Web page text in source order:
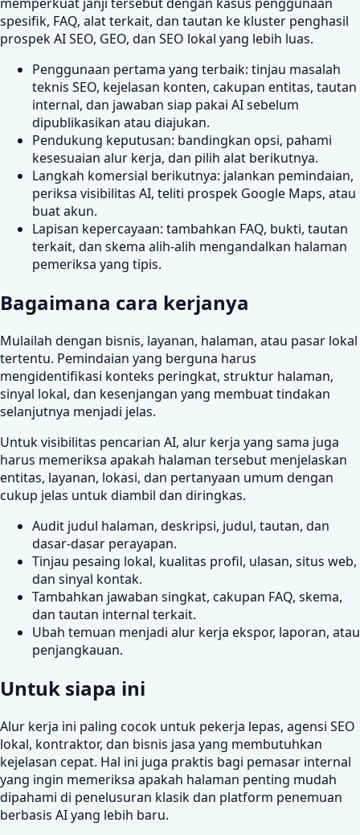
spesifik, FAQ, alat terkait, dan tautan ke kluster penghasil
prospek AI SEO, GEO, dan SEO lokal yang lebih luas.
Penggunaan pertama yang terbaik: tinjau masalah
teknis SEO, kejelasan konten, cakupan entitas, tautan
internal, dan jawaban siap pakai AI sebelum
dipublikasikan atau diajukan.
Pendukung keputusan: bandingkan opsi, pahami
kesesuaian alur kerja, dan pilih alat berikutnya.
Langkah komersial berikutnya: jalankan pemindaian,
periksa visibilitas AI, teliti prospek Google Maps, atau
buat akun.
Lapisan kepercayaan: tambahkan FAQ, bukti, tautan
terkait, dan skema alih-alih mengandalkan halaman
pemeriksa yang tipis.
Bagaimana cara kerjanya
Mulailah dengan bisnis, layanan, halaman, atau pasar lokal
tertentu. Pemindaian yang berguna harus
mengidentifikasi konteks peringkat, struktur halaman,
sinyal lokal, dan kesenjangan yang membuat tindakan
selanjutnya menjadi jelas.
Untuk visibilitas pencarian AI, alur kerja yang sama juga
harus memeriksa apakah halaman tersebut menjelaskan
entitas, layanan, lokasi, dan pertanyaan umum dengan
cukup jelas untuk diambil dan diringkas.
Audit judul halaman, deskripsi, judul, tautan, dan
dasar-dasar perayapan.
Tinjau pesaing lokal, kualitas profil, ulasan, situs web,
dan sinyal kontak.
Tambahkan jawaban singkat, cakupan FAQ, skema,
dan tautan internal terkait.
Ubah temuan menjadi alur kerja ekspor, laporan, atau
penjangkauan.
Untuk siapa ini
Alur kerja ini paling cocok untuk pekerja lepas, agensi SEO
lokal, kontraktor, dan bisnis jasa yang membutuhkan
kejelasan cepat. Hal ini juga praktis bagi pemasar internal
yang ingin memeriksa apakah halaman penting mudah
dipahami di penelusuran klasik dan platform penemuan
berbasis AI yang lebih baru.